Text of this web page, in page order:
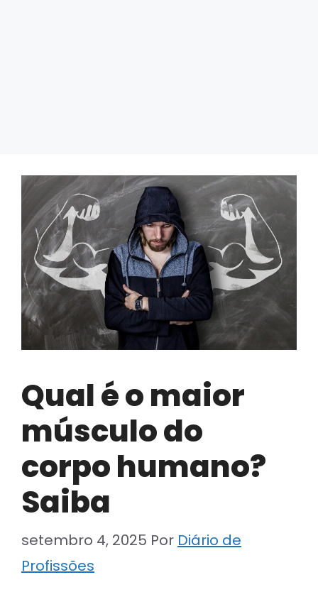
Qual é o maior
músculo do
corpo humano?
Saiba
setembro 4, 2025 Por Diário de
Profissões